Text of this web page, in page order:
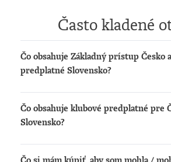
Často kladené
Čo obsahuje Základný prístup Česko
predplatné Slovensko?
Získate možnosť:
čítať články nawww.denikn.cz
www.dennikn.sk
Čo obsahuje klubové predplatné pre
Slovensko?
Získate: